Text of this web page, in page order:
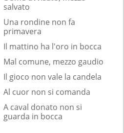
salvato
Una rondine non fa
primavera
Il mattino ha l'oro in bocca
Mal comune, mezzo gaudio
Il gioco non vale la candela
Al cuor non si comanda
A caval donato non si
guarda in bocca